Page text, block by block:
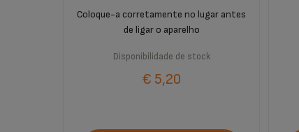
Coloque-a corretamente no lugar antes
de ligar o aparelho
Disponibilidade de stock
€ 5,20